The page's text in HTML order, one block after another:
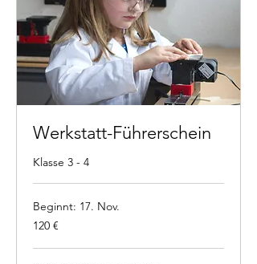
Werkstatt-Führerschein
Klasse 3 - 4
Beginnt: 17. Nov.
120
Euro
120 €